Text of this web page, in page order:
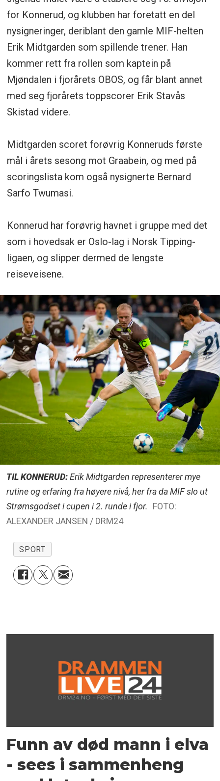
for Konnerud, og klubben har foretatt en del
nysigneringer, deriblant den gamle MIF-helten
Erik Midtgarden som spillende trener. Han
kommer rett fra rollen som kaptein på
Mjøndalen i fjorårets OBOS, og får blant annet
med seg fjorårets toppscorer Erik Stavås
Skistad videre.
Midtgarden scoret forøvrig Konneruds første
mål i årets sesong mot Graabein, og med på
scoringslista kom også nysignerte Bernard
Sarfo Twumasi.
Konnerud har forøvrig havnet i gruppe med det
som i hovedsak er Oslo-lag i Norsk Tipping-
ligaen, og slipper dermed de lengste
reiseveisene.
TIL KONNERUD:Erik Midtgarden representerer mye
rutine og erfaring fra høyere nivå, her fra da MIF slo ut
Strømsgodset i cupen i 2. runde i fjor.
FOTO:
ALEXANDER JANSEN / DRM24
SPORT
Funn av død mann i elva
- sees i sammenheng